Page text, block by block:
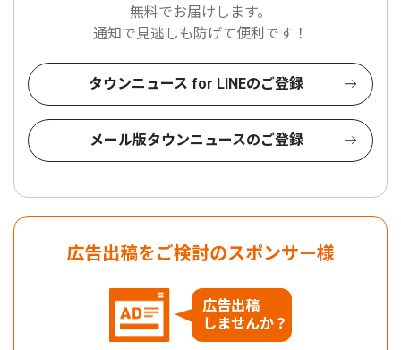
無料でお届けします。
通知で見逃しも防げて便利です！
タウンニュース for LINEのご登録
メール版タウンニュースのご登録
広告出稿をご検討のスポンサー様
広告出稿
しませんか？